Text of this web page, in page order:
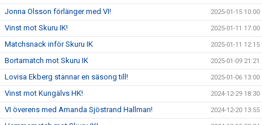
Jonna Olsson förlänger med VI! 2025-01-15 10:00
Vinst mot Skuru IK! 2025-01-11 17:00
Matchsnack inför Skuru IK 2025-01-11 12:15
Bortamatch mot Skuru IK 2025-01-09 21:21
Lovisa Ekberg stannar en säsong till! 2025-01-06 13:00
Vinst mot Kungälvs HK! 2024-12-29 18:30
VI överens med Amanda Sjöstrand Hallman! 2024-12-20 13:55